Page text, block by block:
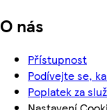
O nás
Přístupnost
Podívejte se,
Poplatek za